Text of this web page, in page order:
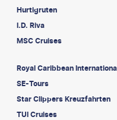
Hurtigruten
I.D. Riva
MSC Cruises
Royal Caribbean
SE-Tours
Star Clippers Kreuzfahrten
TUI Cruises